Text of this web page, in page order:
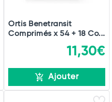
Ortis Benetransit
Comprimés x 54 + 18 Co...
11,30€
Ajouter